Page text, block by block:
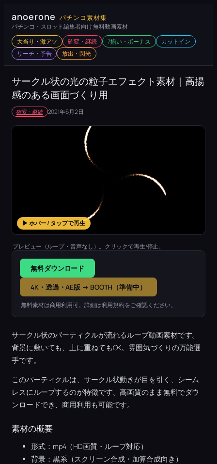
容
ス
キ
プ
anoerone パチンコ素材集
パチンコ・スロット編集者向け 無料動画素材
大当り・激アツ 確変・継続 7揃い・ボーナス
カットイン
リーチ・予告
放出・閃光
サークル状の光の粒子エフェクト素材｜高揚
感のある画面づくり用
確変・継続 2021年6月2日
▶ ホバー / タップで再生
プレビュー（ループ・音声なし）。クリックで再生/停止。
無料ダウンロード
4K・透過・AE版 → BOOTH（準備中）
無料素材は商用利用可。詳細は利用規約をご確認ください。
サークル状のパーティクルが流れるループ動画素材です。
背景に敷いても、上に重ねてもOK。雰囲気づくりの万能選
手です。
このパーティクルは、サークル状動きが目を引く、シーム
レスにループするのが特徴です。高画質のまま無料でダウ
ンロードでき、商用利用も可能です。
素材の概要
形式：mp4（HD画質・ループ対応）
背景：黒系（スクリーン合成・加算合成向き）